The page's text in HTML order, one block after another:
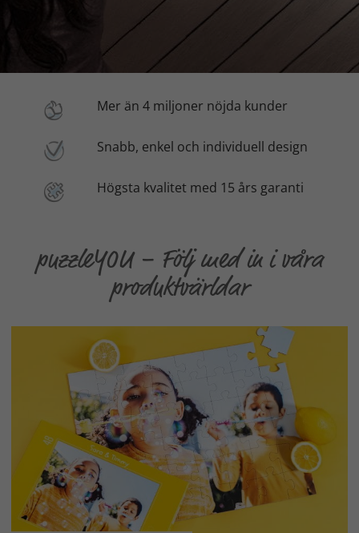
Mer än 4 miljoner nöjda kunder
Snabb, enkel och individuell design
Högsta kvalitet med 15 års garanti
puzzleYOU – Följ med in i våra
produktvärldar